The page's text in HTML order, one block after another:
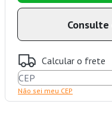
Calcular o frete
Não sei meu CEP